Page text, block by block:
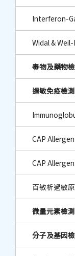
Interferon-
Widal &
毒物及藥物
過敏免疫檢測
CAP
CAP
百敏析過敏
微量元素檢測
分子及基因